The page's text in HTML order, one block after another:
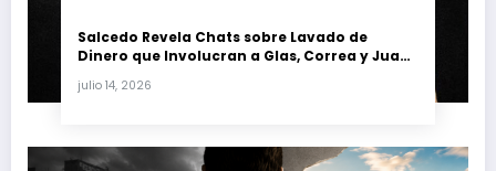
Salcedo Revela Chats sobre Lavado de
Dinero que Involucran a Glas, Correa y Juan
julio 14, 2026